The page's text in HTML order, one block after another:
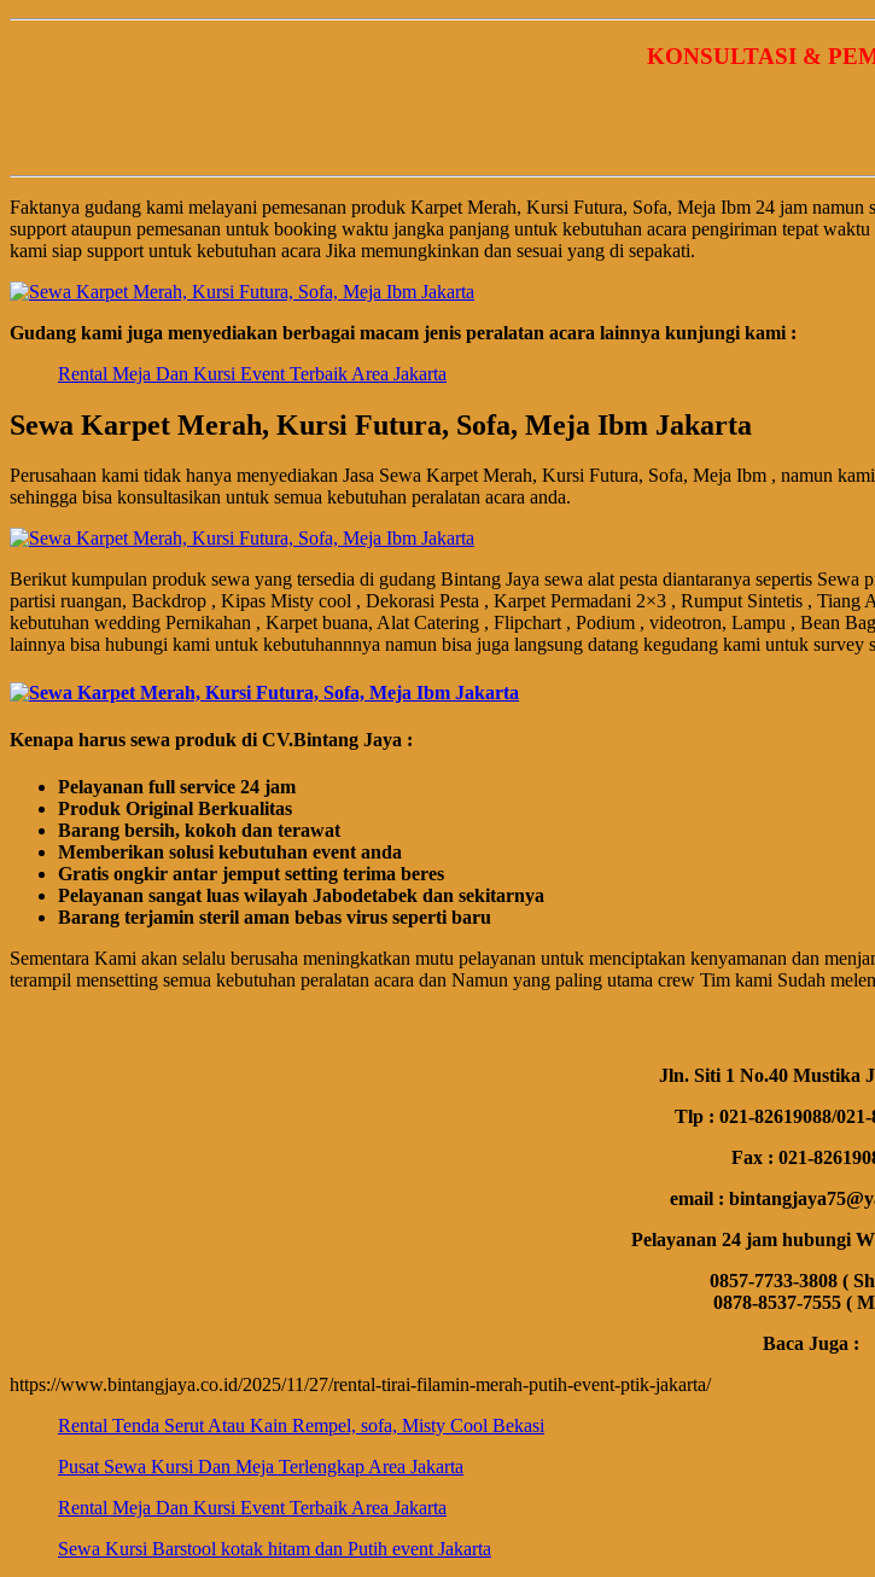
KONSULTASI &
Faktanya gudang kami melayani pemesanan produk Karpet Merah, Kursi Futura, Sofa, Meja Ibm 24 jam
support ataupun pemesanan untuk booking waktu jangka panjang untuk kebutuhan acara pengiriman tepat
kami siap support untuk kebutuhan acara Jika memungkinkan dan sesuai yang di sepakati.
Gudang kami juga menyediakan berbagai macam jenis peralatan acara lainnya kunjungi kami :
Rental Meja Dan Kursi Event Terbaik Area Jakarta
Sewa Karpet Merah, Kursi Futura, Sofa, Meja Ibm Jakarta
Perusahaan kami tidak hanya menyediakan Jasa Sewa Karpet Merah, Kursi Futura, Sofa, Meja Ibm , namun
sehingga bisa konsultasikan untuk semua kebutuhan peralatan acara anda.
Berikut kumpulan produk sewa yang tersedia di gudang Bintang Jaya sewa alat pesta diantaranya sepertis
partisi ruangan, Backdrop , Kipas Misty cool , Dekorasi Pesta , Karpet Permadani 2×3 , Rumput Sintetis ,
kebutuhan wedding Pernikahan , Karpet buana, Alat Catering , Flipchart , Podium , videotron, Lampu , Bean
lainnya bisa hubungi kami untuk kebutuhannnya namun bisa juga langsung datang kegudang kami untuk survey
Kenapa harus sewa produk di CV.Bintang Jaya :
Pelayanan full service 24 jam
Produk Original Berkualitas
Barang bersih, kokoh dan terawat
Memberikan solusi kebutuhan event anda
Gratis ongkir antar jemput setting terima beres
Pelayanan sangat luas wilayah Jabodetabek dan sekitarnya
Barang terjamin steril aman bebas virus seperti baru
Sementara Kami akan selalu berusaha meningkatkan mutu pelayanan untuk menciptakan kenyamanan dan
terampil mensetting semua kebutuhan peralatan acara dan Namun yang paling utama crew Tim kami Sudah
Jln. Siti 1 No.40 Mustika
Tlp : 021-82619088/021-
Fax : 021-
email :
Pelayanan 24 jam hubungi
0857-7733-3808 (
0878-8537-7555 (
Baca Juga :
https://www.bintangjaya.co.id/2025/11/27/rental-tirai-filamin-merah-putih-event-ptik-jakarta/
Rental Tenda Serut Atau Kain Rempel, sofa, Misty Cool Bekasi
Pusat Sewa Kursi Dan Meja Terlengkap Area Jakarta
Rental Meja Dan Kursi Event Terbaik Area Jakarta
Sewa Kursi Barstool kotak hitam dan Putih event Jakarta